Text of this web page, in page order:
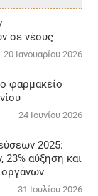
σε νέους
20 Ιανουαρίου 2026
φαρμακείο
24 Ιουνίου 2026
2025:
23% αύξηση και
31 Ιουλίου 2026